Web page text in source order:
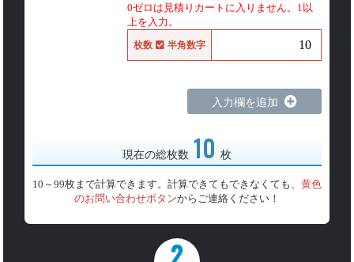
0ゼロは見積りカートに入りません。1以
上を入力。
枚数 半角数字
入力欄を追加
現在の総枚数 10 枚
10～99枚まで計算できます。計算できてもできなくても、 黄色
のお問い合わせボタンからご連絡ください！
2